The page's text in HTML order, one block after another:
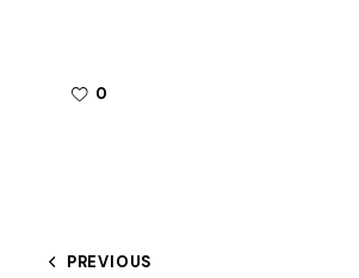
0
Beitragsnavigation
PREVIOUS